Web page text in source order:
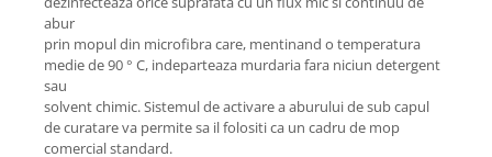
abur
prin mopul din microfibra care, mentinand o temperatura
medie de 90 ° C, indeparteaza murdaria fara niciun detergent
sau
solvent chimic. Sistemul de activare a aburului de sub capul
de curatare va permite sa il folositi ca un cadru de mop
comercial standard.